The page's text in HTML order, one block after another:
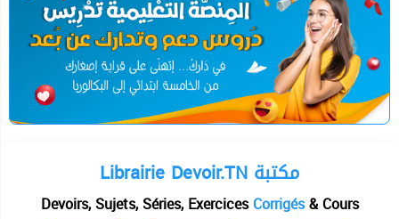
Librairie Devoir.TN مكتبة
Devoirs, Sujets, Séries, ExercicesCorrigés& Cours